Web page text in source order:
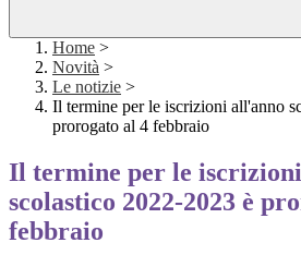
Home >
Novità >
Le notizie >
Il termine per le iscrizioni all'anno
prorogato al 4 febbraio
Il termine per le
scolastico 2022-2023 è
febbraio